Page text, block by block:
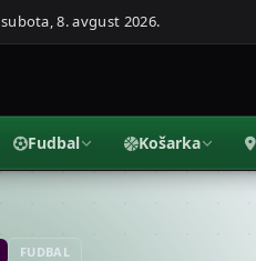
subota, 8. avgust 2026.
Fudbal Košarka
FUDBAL